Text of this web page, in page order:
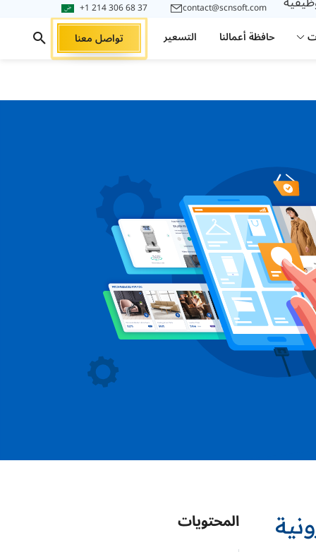
contact@scnsoft.com
+1 214 306 68 37
حافظة أعمالنا التسعير تواصل معنا
المحتويات